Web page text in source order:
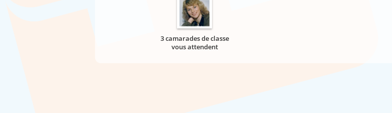
3 camarades de classe
vous attendent